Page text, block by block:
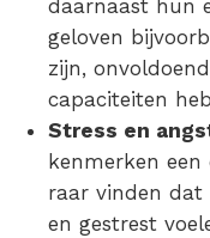
daarnaast hun
geloven
zijn,
capaciteiten
Stress en
kenmerken
raar vinden dat
en gestrest